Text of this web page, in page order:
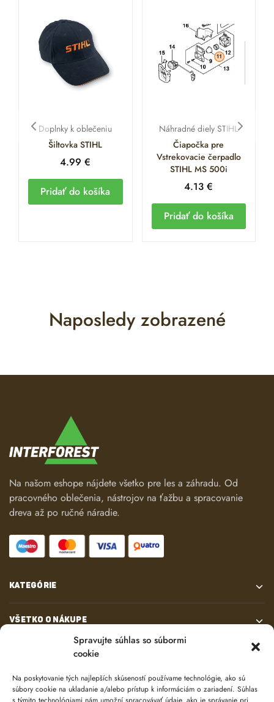
Spravujte súhlas so súbormi
cookie
Na poskytovanie tých najlepších skúseností používame technológie, ako sú
súbory cookie na ukladanie a/alebo prístup k informáciám o zariadení. Súhlas
Doplnky k oblečeniu
Šiltovka STIHL
4.99€
Pridať do košíka
Náhradné diely STIHL
Čiapočka pre
Vstrekovacie čerpadlo
STIHL MS 500i
4.13€
Pridať do košíka
Naposledy zobrazené
Na našom eshope nájdete všetko pre les a záhradu. Od
pracovného oblečenia, nástrojov na ťažbu a spracovanie
dreva až po ručné náradie.
KATEGÓRIE
VŠETKO O NÁKUPE